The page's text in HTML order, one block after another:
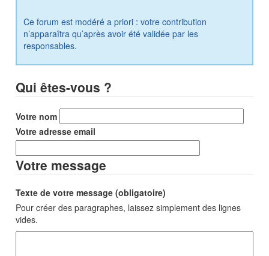
Ce forum est modéré a priori : votre contribution
n’apparaîtra qu’après avoir été validée par les
responsables.
Qui êtes-vous ?
Votre nom
Votre adresse email
Votre message
Texte de votre message (obligatoire)
Pour créer des paragraphes, laissez simplement des lignes
vides.